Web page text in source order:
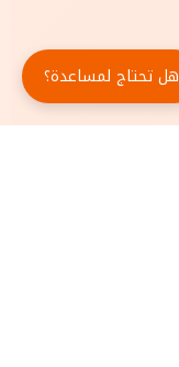
هل تحتاج لمساعدة؟